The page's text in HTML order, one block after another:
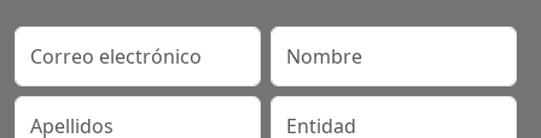
Correo electrónico Nombre
Apellidos Entidad